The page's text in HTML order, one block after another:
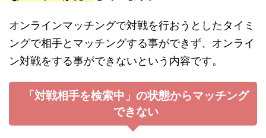
オンラインマッチングで対戦を行おうとしたタイミ
ングで相手とマッチングする事ができず、オンライ
ン対戦をする事ができないという内容です。
「対戦相手を検索中」の状態からマッチング
できない